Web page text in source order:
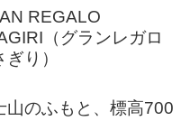
REGALO
（グランレガロ
ぎり）
山のふもと、標高700